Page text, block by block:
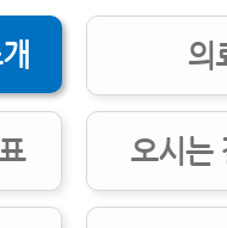
의
오시는